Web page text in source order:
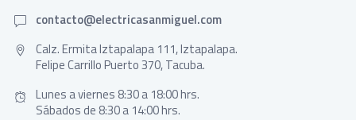
contacto@electricasanmiguel.com
Calz. Ermita Iztapalapa 111, Iztapalapa.
Felipe Carrillo Puerto 370, Tacuba.
Lunes a viernes 8:30 a 18:00 hrs.
Sábados de 8:30 a 14:00 hrs.